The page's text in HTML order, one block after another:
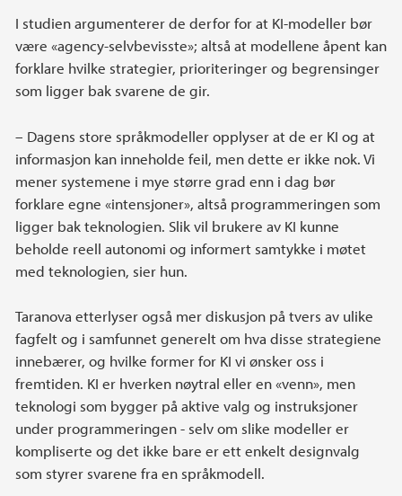
I studien argumenterer de derfor for at KI-modeller bør
være «agency-selvbevisste»; altså at modellene åpent kan
forklare hvilke strategier, prioriteringer og begrensinger
som ligger bak svarene de gir.
– Dagens store språkmodeller opplyser at de er KI og at
informasjon kan inneholde feil, men dette er ikke nok. Vi
mener systemene i mye større grad enn i dag bør
forklare egne «intensjoner», altså programmeringen som
ligger bak teknologien. Slik vil brukere av KI kunne
beholde reell autonomi og informert samtykke i møtet
med teknologien, sier hun.
Taranova etterlyser også mer diskusjon på tvers av ulike
fagfelt og i samfunnet generelt om hva disse strategiene
innebærer, og hvilke former for KI vi ønsker oss i
fremtiden. KI er hverken nøytral eller en «venn», men
teknologi som bygger på aktive valg og instruksjoner
under programmeringen - selv om slike modeller er
kompliserte og det ikke bare er ett enkelt designvalg
som styrer svarene fra en språkmodell.